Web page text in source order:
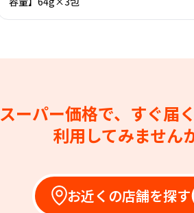
スーパー価格で、すぐ届く
利用してみません
お近くの店舗を探す